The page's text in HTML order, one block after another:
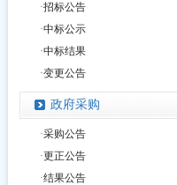
·招标公告
·中标公示
·中标结果
·变更公告
政府采购
·采购公告
·更正公告
·结果公告